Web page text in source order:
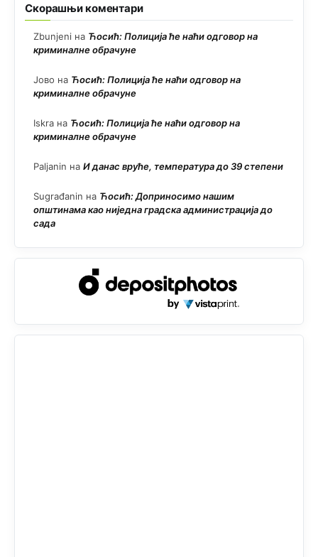
Скорашњи коментари
Zbunjeni на Ћосић: Полиција ће наћи одговор на
криминалне обрачуне
Јово на Ћосић: Полиција ће наћи одговор на
криминалне обрачуне
Iskra на Ћосић: Полиција ће наћи одговор на
криминалне обрачуне
Paljanin на И данас вруће, температура до 39 степени
Sugrađanin на Ћосић: Доприносимо нашим
општинама као ниједна градска администрација до
сада